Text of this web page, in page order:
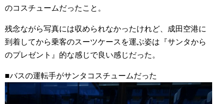
のコスチュームだったこと。
残念ながら写真には収められなかったけれど、成田空港に
到着してから乗客のスーツケースを運ぶ姿は『サンタから
のプレゼント』的な感じで良い感じだった。
■バスの運転手がサンタコスチュームだった